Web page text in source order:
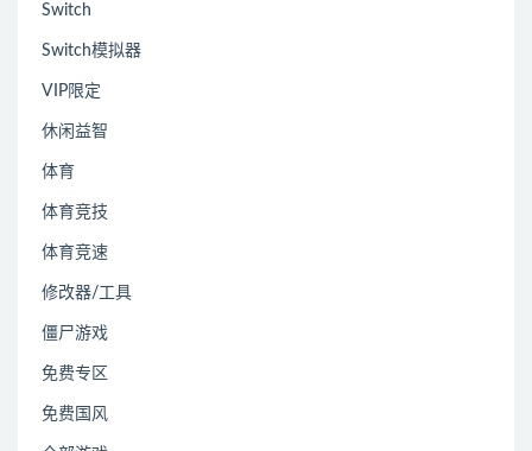
Switch
Switch模拟器
VIP限定
休闲益智
体育
体育竞技
体育竞速
修改器/工具
僵尸游戏
免费专区
免费国风